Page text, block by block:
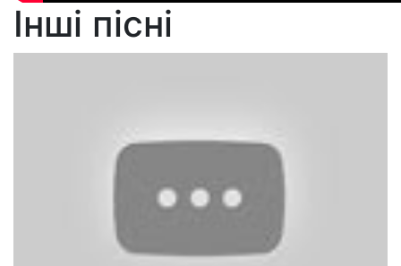
Інші пісні